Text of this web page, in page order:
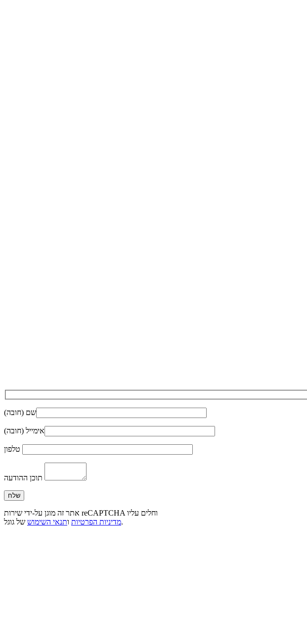
שם (חובה)
אימייל (חובה)
אתר זה מוגן על-ידי שירות reCAPTCHA וחלים עליו
מדיניות הפרטיות ותנאי השימוש של גוגל.